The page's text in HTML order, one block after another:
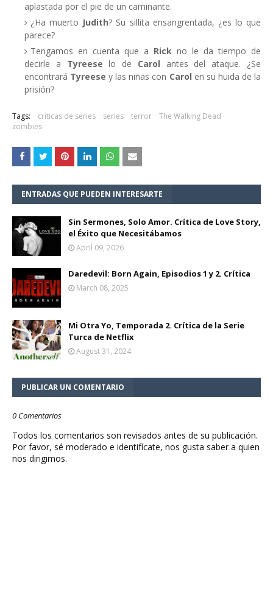
aplastada por el pie de un caminante.
¿Ha muerto Judith? Su sillita ensangrentada, ¿es lo que
parece?
Tengamos en cuenta que a Rick no le da tiempo de
decirle a Tyreeselo de Carol antes del ataque. ¿Se
encontrará Tyreesey las niñas con Carol en su huida de la
prisión?
Tags: criticas de series series terror
The Walking Dead
zombies
ENTRADAS QUE PUEDEN INTERESARTE
Sin Sermones, Solo Amor. Crítica de Love Story,
el Éxito que Necesitábamos
April 09, 2026
Daredevil: Born Again, Episodios 1 y 2. Crítica
March 08, 2025
Mi Otra Yo, Temporada 2. Crítica de la Serie
Turca de Netflix
August 31, 2024
PUBLICAR UN COMENTARIO
0 Comentarios
Todos los comentarios son revisados antes de su publicación.
Por favor, sé moderado e identifícate, nos gusta saber a quien
nos dirigimos.